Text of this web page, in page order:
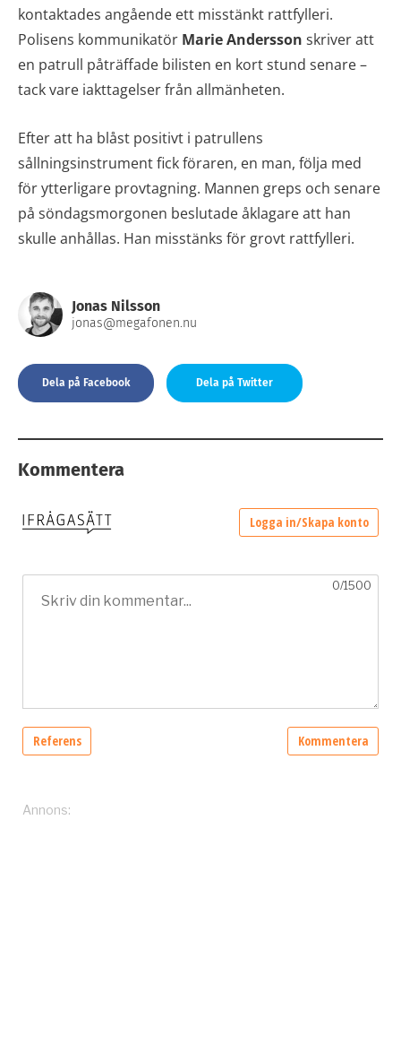
kontaktades angående ett misstänkt rattfylleri.
Polisens kommunikatör Marie Andersson skriver att
en patrull påträffade bilisten en kort stund senare –
tack vare iakttagelser från allmänheten.
Efter att ha blåst positivt i patrullens
sållningsinstrument fick föraren, en man, följa med
för ytterligare provtagning. Mannen greps och senare
på söndagsmorgonen beslutade åklagare att han
skulle anhållas. Han misstänks för grovt rattfylleri.
Jonas Nilsson
jonas@megafonen.nu
Dela på Facebook Dela på Twitter
Kommentera